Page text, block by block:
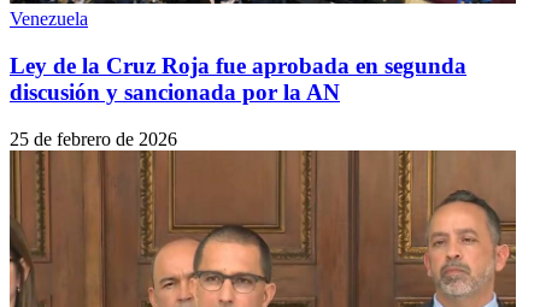
Venezuela
Ley de la Cruz Roja fue aprobada en segunda
discusión y sancionada por la AN
25 de febrero de 2026